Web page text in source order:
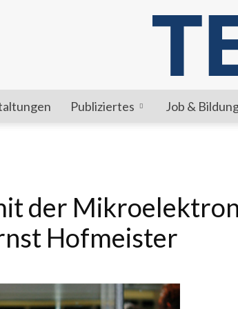
Publiziertes Job &
der
Hofmeister